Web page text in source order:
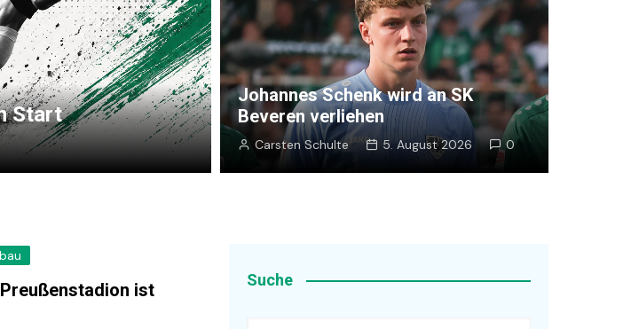
Start
Johannes Schenk wird an SK
Beveren verliehen
Carsten Schulte 5. August 2026 0
ist
Suche